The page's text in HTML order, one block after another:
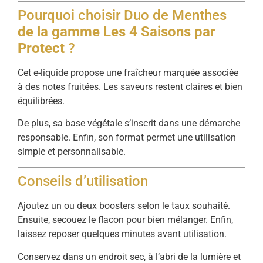
Pourquoi choisir Duo de Menthes
de la gamme Les 4 Saisons par
Protect ?
Cet e-liquide propose une fraîcheur marquée associée
à des notes fruitées. Les saveurs restent claires et bien
équilibrées.
De plus, sa base végétale s’inscrit dans une démarche
responsable. Enfin, son format permet une utilisation
simple et personnalisable.
Conseils d’utilisation
Ajoutez un ou deux boosters selon le taux souhaité.
Ensuite, secouez le flacon pour bien mélanger. Enfin,
laissez reposer quelques minutes avant utilisation.
Conservez dans un endroit sec, à l’abri de la lumière et